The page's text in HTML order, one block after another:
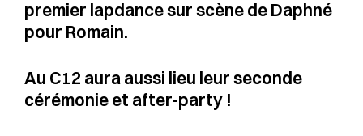
premier lapdance sur scène de Daphné
pour Romain.
Au C12 aura aussi lieu leur seconde
cérémonie et after-party !